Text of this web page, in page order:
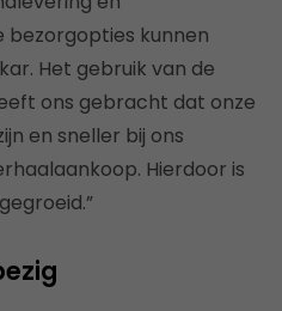
bezorgopties kunnen
Het gebruik van de
ons gebracht dat onze
en sneller bij ons
Hierdoor is